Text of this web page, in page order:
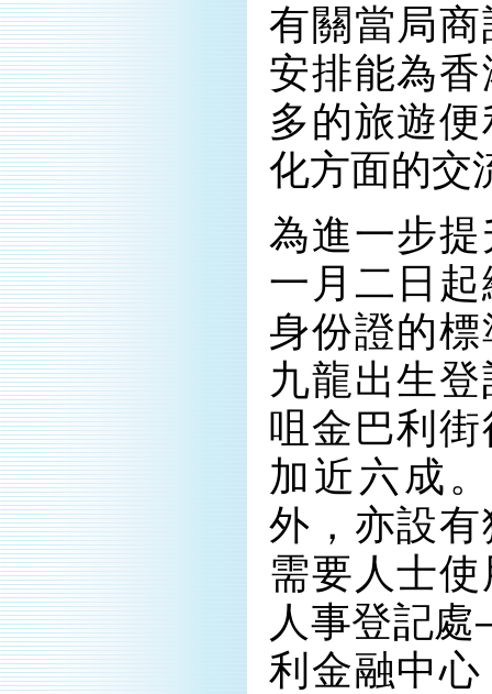
有關當局
安排能為
多的旅遊
化方面的交
為進一步
一月二日
身份證的
九龍出生
咀金巴利
加近六成
外，亦設
需要人士
人事登記
利金融中